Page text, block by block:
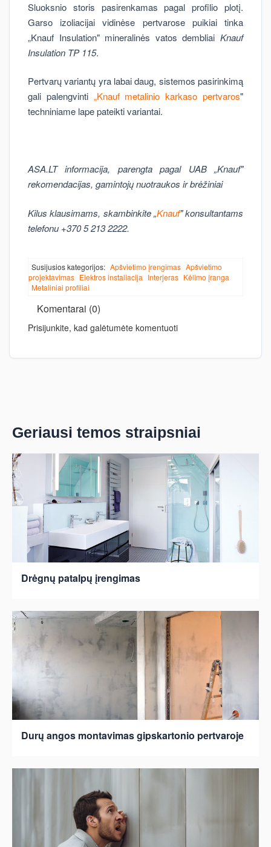
Sluoksnio storis pasirenkamas pagal profilio plotį.
Garso izoliacijai vidinėse pertvarose puikiai tinka
„Knauf Insulation" mineralinės vatos dembliai Knauf
Insulation TP 115.
Pertvarų variantų yra labai daug, sistemos pasirinkimą
gali palengvinti „Knauf metalinio karkaso pertvaros"
techniniame lape pateikti variantai.
ASA.LT informacija, parengta pagal UAB „Knauf"
rekomendacijas, gamintojų nuotraukos ir brėžiniai
Kilus klausimams, skambinkite „Knauf" konsultantams
telefonu +370 5 213 2222.
Susijusios kategorijos: Apšvietimo įrengimas Apšvietimo
projektavimas Elektros instaliacija Interjeras Kėlimo įranga
Metaliniai profiliai
Komentarai (0)
Prisijunkite, kad galėtumėte komentuoti
Geriausi temos straipsniai
Drėgnų patalpų įrengimas
Durų angos montavimas gipskartonio pertvaroje